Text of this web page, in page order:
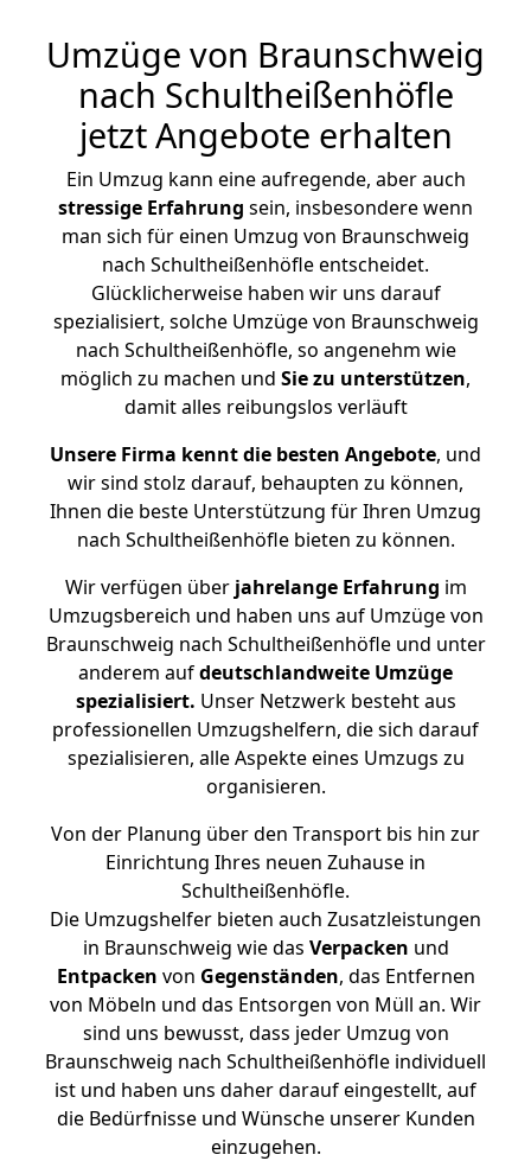
Umzüge von Braunschweig
nach Schultheißenhöfle
jetzt Angebote erhalten
Ein Umzug kann eine aufregende, aber auch
stressige Erfahrung sein, insbesondere wenn
man sich für einen Umzug von Braunschweig
nach Schultheißenhöfle entscheidet.
Glücklicherweise haben wir uns darauf
spezialisiert, solche Umzüge von Braunschweig
nach Schultheißenhöfle, so angenehm wie
möglich zu machen und Sie zu unterstützen,
damit alles reibungslos verläuft
Unsere Firma kennt die besten Angebote, und
wir sind stolz darauf, behaupten zu können,
Ihnen die beste Unterstützung für Ihren Umzug
nach Schultheißenhöfle bieten zu können.
Wir verfügen überjahrelange Erfahrung im
Umzugsbereich und haben uns auf Umzüge von
Braunschweig nach Schultheißenhöfle und unter
anderem aufdeutschlandweite Umzüge
spezialisiert. Unser Netzwerk besteht aus
professionellen Umzugshelfern, die sich darauf
spezialisieren, alle Aspekte eines Umzugs zu
organisieren.
Von der Planung über den Transport bis hin zur
Einrichtung Ihres neuen Zuhause in
Schultheißenhöfle.
Die Umzugshelfer bieten auch Zusatzleistungen
in Braunschweig wie das Verpacken und
Entpacken von Gegenständen, das Entfernen
von Möbeln und das Entsorgen von Müll an. Wir
sind uns bewusst, dass jeder Umzug von
Braunschweig nach Schultheißenhöfle individuell
ist und haben uns daher darauf eingestellt, auf
die Bedürfnisse und Wünsche unserer Kunden
einzugehen.